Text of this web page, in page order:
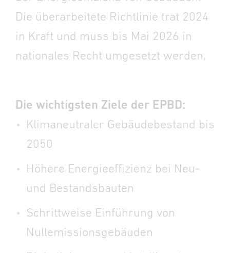
Die überarbeitete Richtlinie trat 2024
in Kraft und muss bis Mai 2026 in
nationales Recht umgesetzt werden.
Die wichtigsten Ziele der EPBD:
Klimaneutraler Gebäudebestand bis
2050
Höhere Energieeffizienz bei Neu-
und Bestandsbauten
Schrittweise Einführung von
Nullemissionsgebäuden